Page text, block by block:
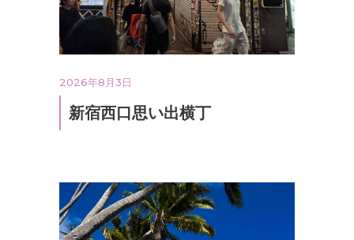
2026年8月3日
新宿西口思い出横丁